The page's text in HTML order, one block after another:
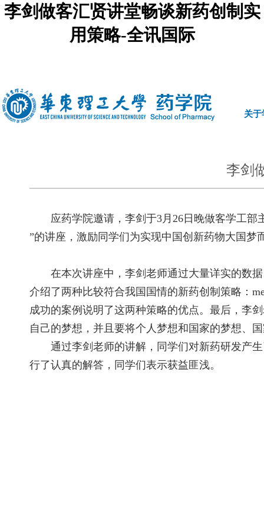
李剑做客汇贤讲堂畅谈新药创制实
用策略-全讯国际
关于
李剑
应药学院邀请，李剑于3月26日晚做客学工部
”的讲座，激励同学们为实现中国创新药物大国梦
在本次讲座中，李剑老师通过大量详实的数据
介绍了两种比较符合我国国情的新药创制策略：
成功的案例说明了这两种策略的优点。最后，李
自己的梦想，并且要将个人梦想和国家的梦想、
通过李剑老师的讲解，同学们对新药研发产生
行了认真的解答，同学们表示获益匪浅。